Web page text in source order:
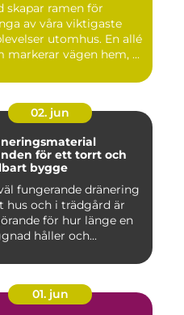
skapar ramen för
av våra viktigaste
utomhus. En allé
markerar vägen hem, ...
02. jun
för ett torrt och
bygge
fungerande dränering
hus och i trädgård är
för hur länge en
håller och...
01. jun